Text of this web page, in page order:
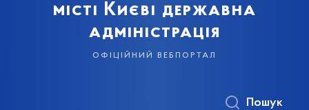
місті Києві державна
адміністрація
офіційний вебпортал
Пошук